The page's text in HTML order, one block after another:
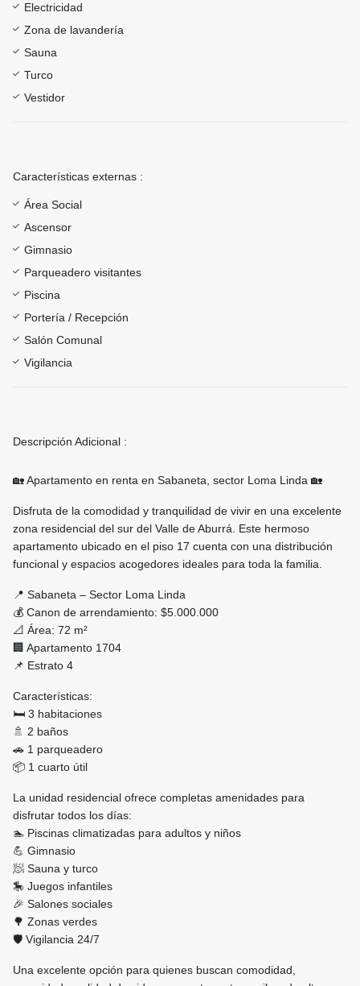
Electricidad
Zona de lavandería
Sauna
Turco
Vestidor
Características externas :
Área Social
Ascensor
Gimnasio
Parqueadero visitantes
Piscina
Portería / Recepción
Salón Comunal
Vigilancia
Descripción Adicional :
🏡 Apartamento en renta en Sabaneta, sector Loma Linda 🏡
Disfruta de la comodidad y tranquilidad de vivir en una excelente
zona residencial del sur del Valle de Aburrá. Este hermoso
apartamento ubicado en el piso 17 cuenta con una distribución
funcional y espacios acogedores ideales para toda la familia.
📍 Sabaneta – Sector Loma Linda
💰 Canon de arrendamiento: $5.000.000
📐 Área: 72 m²
🏢 Apartamento 1704
📌 Estrato 4
Características:
🛏️ 3 habitaciones
🚿 2 baños
🚗 1 parqueadero
📦 1 cuarto útil
La unidad residencial ofrece completas amenidades para
disfrutar todos los días:
🏊 Piscinas climatizadas para adultos y niños
💪 Gimnasio
🧖 Sauna y turco
🎠 Juegos infantiles
🎉 Salones sociales
🌳 Zonas verdes
🛡️ Vigilancia 24/7
Una excelente opción para quienes buscan comodidad,